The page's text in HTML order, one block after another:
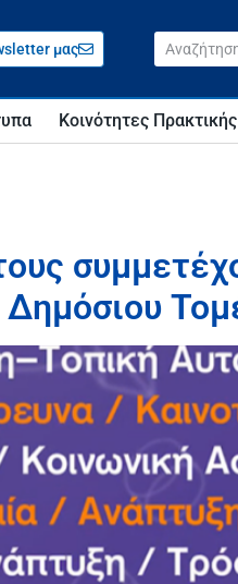
μας
Κοινότητες Πρακτικής